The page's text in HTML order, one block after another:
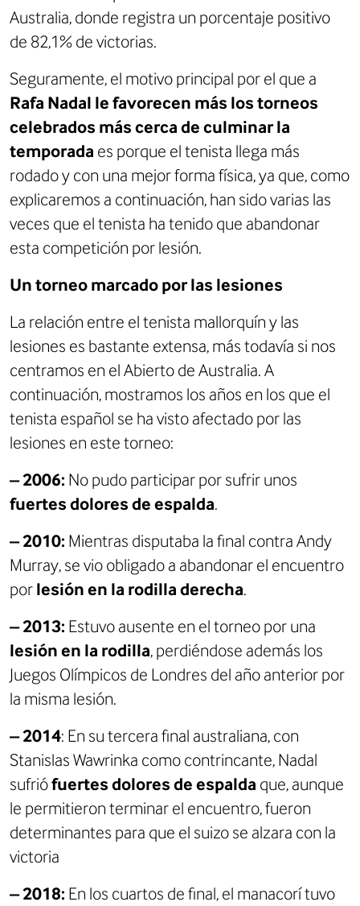
Australia, donde registra un porcentaje positivo
de 82,1% de victorias.
Seguramente, el motivo principal por el que a
Rafa Nadal le favorecen más los torneos
celebrados más cerca de culminar la
temporada es porque el tenista llega más
rodado y con una mejor forma física, ya que, como
explicaremos a continuación, han sido varias las
veces que el tenista ha tenido que abandonar
esta competición por lesión.
Un torneo marcado por las lesiones
La relación entre el tenista mallorquín y las
lesiones es bastante extensa, más todavía si nos
centramos en el Abierto de Australia. A
continuación, mostramos los años en los que el
tenista español se ha visto afectado por las
lesiones en este torneo:
– 2006: No pudo participar por sufrir unos
fuertes dolores de espalda.
– 2010: Mientras disputaba la final contra Andy
Murray, se vio obligado a abandonar el encuentro
porlesión en la rodilla derecha.
– 2013: Estuvo ausente en el torneo por una
lesión en la rodilla, perdiéndose además los
Juegos Olímpicos de Londres del año anterior por
la misma lesión.
– 2014: En su tercera final australiana, con
Stanislas Wawrinka como contrincante, Nadal
sufriófuertes dolores de espalda que, aunque
le permitieron terminar el encuentro, fueron
determinantes para que el suizo se alzara con la
victoria
– 2018: En los cuartos de final, el manacorí tuvo